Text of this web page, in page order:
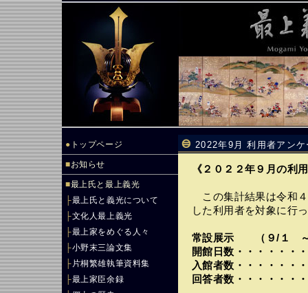
● トップページ
■お知らせ
■最上氏と最上義光
├最上氏と義光について
├文化人最上義光
├最上家をめぐる人々
├小野末三論文集
├ 片桐繁雄執筆資料集
├最上家臣余録
2022年9月 利用者アン
《２０２２年９月の利
この集計結果は令和
した利用者を対象に行
常設展示 （９/１
開館日数・・・・・・
入館者数・・・・・・
回答者数・・・・・・